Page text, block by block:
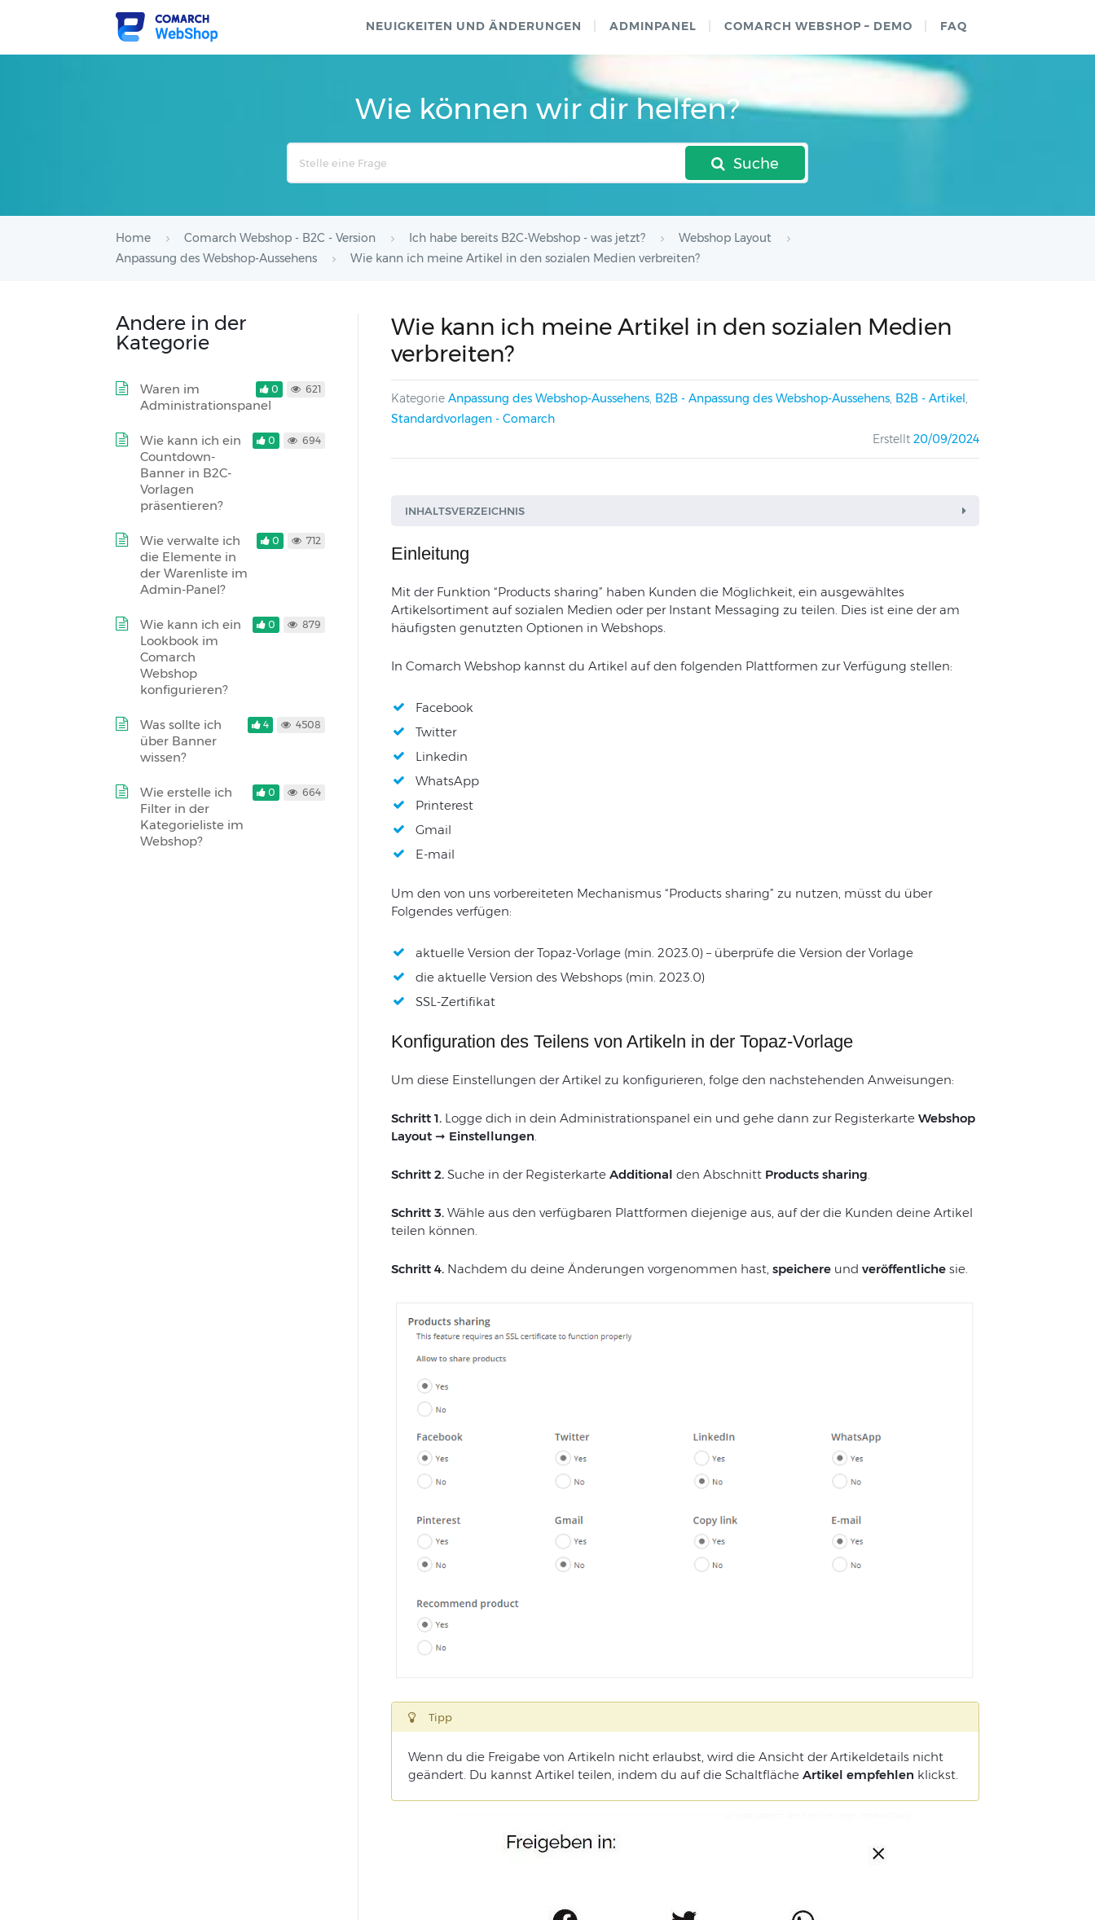
NEUIGKEITEN UND ÄNDERUNGEN ADMINPANEL COMARCH WEBSHOP – DEMO FAQ
Wie können wir dir helfen?
Suche
Home Comarch Webshop - B2C - Version Ich habe bereits B2C-Webshop - was jetzt?
Webshop Layout
Anpassung des Webshop-Aussehens
Wie kann ich meine Artikel in den sozialen Medien verbreiten?
Wie kann ich meine Artikel in den sozialen Medien
verbreiten?
Kategorie Anpassung des Webshop-Aussehens, B2B - Anpassung des Webshop-Aussehens, B2B - Artikel,
Standardvorlagen - Comarch
Erstellt 20/09/2024
INHALTSVERZEICHNIS
Einleitung
Mit der Funktion “Products sharing” haben Kunden die Möglichkeit, ein ausgewähltes
Artikelsortiment auf sozialen Medien oder per Instant Messaging zu teilen. Dies ist eine der am
häufigsten genutzten Optionen in Webshops.
In Comarch Webshop kannst du Artikel auf den folgenden Plattformen zur Verfügung stellen:
Facebook
Twitter
Linkedin
WhatsApp
Printerest
Gmail
E-mail
Um den von uns vorbereiteten Mechanismus “Products sharing” zu nutzen, müsst du über
Folgendes verfügen:
aktuelle Version der Topaz-Vorlage (min. 2023.0) – überprüfe die Version der Vorlage
die aktuelle Version des Webshops (min. 2023.0)
SSL-Zertifikat
Konfiguration des Teilens von Artikeln in der Topaz-Vorlage
Um diese Einstellungen der Artikel zu konfigurieren, folge den nachstehenden Anweisungen:
Schritt 1. Logge dich in dein Administrationspanel ein und gehe dann zur RegisterkarteWebshop
Layout ➞ Einstellungen
Schritt 2.Suche in der Registerkarte Additional den Abschnitt Products sharing
Schritt 3. Wähle aus den verfügbaren Plattformen diejenige aus, auf der die Kunden deine Artikel
teilen können.
Schritt 4. Nachdem du deine Änderungen vorgenommen hast, speichereund veröffentlichesie.
Tipp
Wenn du die Freigabe von Artikeln nicht erlaubst, wird die Ansicht der Artikeldetails nicht
geändert. Du kannst Artikel teilen, indem du auf die Schaltfläche Artikel empfehlen klickst.
Andere in der
Kategorie
Waren im
Administrationspanel
0 621
Wie kann ich ein
Countdown-
Banner in B2C-
Vorlagen
präsentieren?
0 694
Wie verwalte ich
die Elemente in
der Warenliste im
Admin-Panel?
0 712
Wie kann ich ein
Lookbook im
Comarch
Webshop
konfigurieren?
0 879
Was sollte ich
über Banner
wissen?
4 4508
Wie erstelle ich
Filter in der
Kategorieliste im
Webshop?
0 664